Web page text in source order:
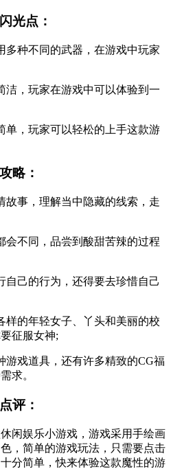
光点：
种不同的武器，在游戏中玩家
，玩家在游戏中可以体验到一
，玩家可以轻松的上手这款游
略：
事，理解当中隐藏的线索，走
不同，品尝到酸甜苦辣的过程
己的行为，还得要去珍惜自己
的年轻女子、丫头和美丽的校
征服女神;
戏道具，还有许多精致的CG福
求。
评：
娱乐小游戏，游戏采用手绘画
，简单的游戏玩法，只需要点击
分简单，快来体验这款魔性的游